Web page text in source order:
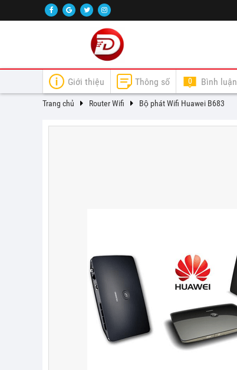
Giới thiệu Thông số 0 Bình luận
Trang chủ Router Wifi Bộ phát Wifi Huawei B683